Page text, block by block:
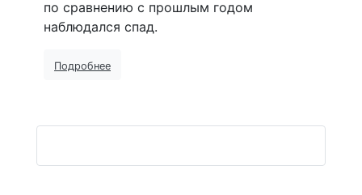
по сравнению с прошлым годом
наблюдался спад.
Подробнее